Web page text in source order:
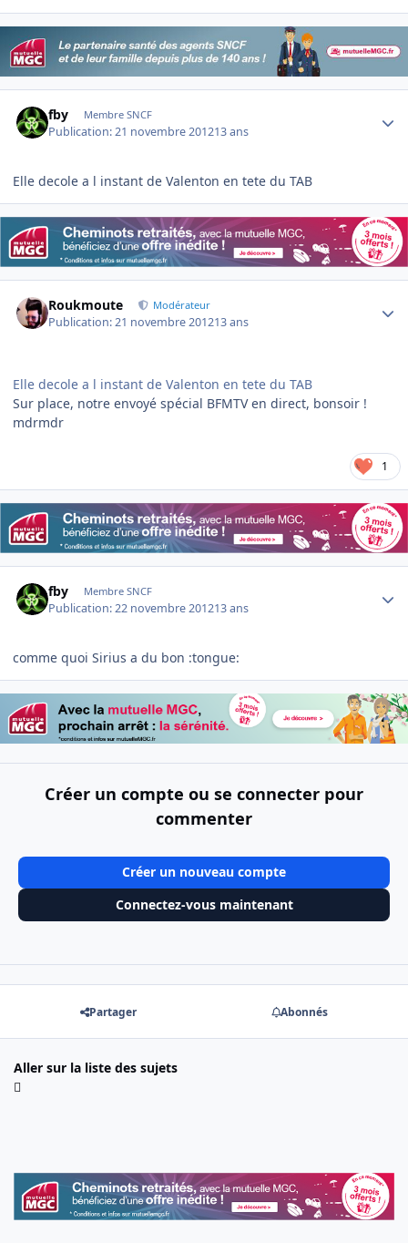
fby Membre SNCF
Publication:21 novembre 201213 ans
Elle decole a l instant de Valenton en tete du TAB
Roukmoute Modérateur
Publication:21 novembre 201213 ans
Elle decole a l instant de Valenton en tete du TAB
Sur place, notre envoyé spécial BFMTV en direct, bonsoir !
mdrmdr
1
fby Membre SNCF
Publication:22 novembre 201213 ans
comme quoi Sirius a du bon :tongue:
Créer un compte ou se connecter pour
commenter
Créer un nouveau compte
Connectez-vous maintenant
Partager Abonnés
Aller sur la liste des sujets